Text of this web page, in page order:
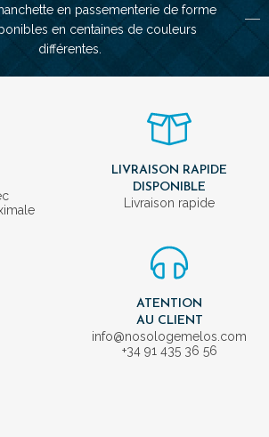
en passementerie de forme
en centaines de couleurs
différentes.
LIVRAISON RAPIDE
DISPONIBLE
Livraison rapide
ATENTION
AU CLIENT
info@nosologemelos.com
+34 91 435 36 56